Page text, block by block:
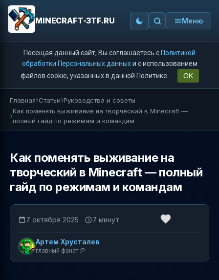
MINECRAFT-3TF.RU Меню
Посещая данный сайт, Вы соглашаетесь с Политикой
обработки Персональных данныхи с использованием
файлов cookie, указанных в данной Политике.
OK
Главная Статьи Руководства и советы
Как поменять выживание на творческий в Minecraft —
полный гайд по режимам и командам
Как поменять выживание на
творческий в Minecraft — полный
гайд по режимам и командам
7 октября 2025 7 минут
Артем Хрусталев
главный фанат :P